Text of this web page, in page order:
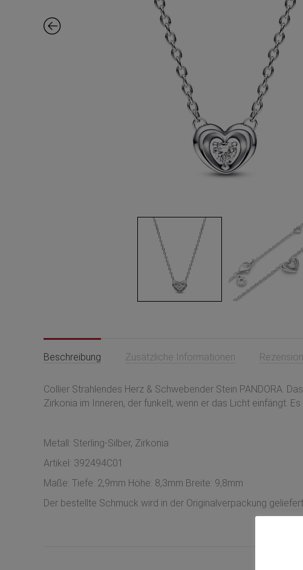
Beschreibung Zusätzliche Informationen
Collier Strahlendes Herz & Schwebender Stein PANDORA.
Zirkonia im Inneren, der funkelt, wenn er das Licht einfängt.
Metall: Sterling-Silber, Zirkonia
Artikel: 392494C01
Maße: Tiefe: 2,9mm Höhe: 8,3mm Breite: 9,8mm
Der bestellte Schmuck wird in der Originalverpackung